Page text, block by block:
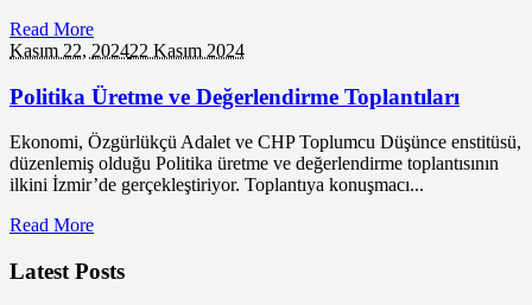
Read More
Kasım 22, 202422 Kasım 2024
Politika Üretme ve Değerlendirme Toplantıları
Ekonomi, Özgürlükçü Adalet ve CHP Toplumcu Düşünce enstitüsü,
düzenlemiş olduğu Politika üretme ve değerlendirme toplantısının
ilkini İzmir’de gerçekleştiriyor. Toplantıya konuşmacı...
Read More
Latest Posts